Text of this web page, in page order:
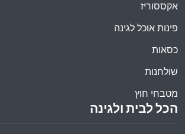
הכל לבית ולגינה
אקססוריז
פינות אוכל לגינה
כסאות
שולחנות
מטבחי חוץ